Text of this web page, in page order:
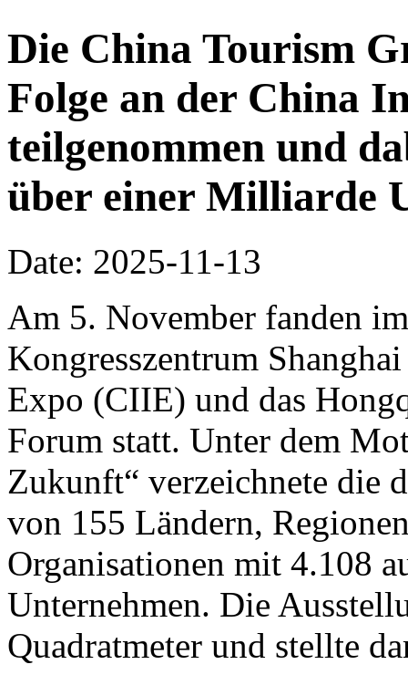
Die China Tourism
Folge an der China
teilgenommen und
über einer Milliarde
Date: 2025-11-13
Am 5. November fanden
Kongresszentrum
Expo (CIIE) und das
Forum statt. Unter dem
Zukunft“ verzeichnete die
von 155 Ländern,
Organisationen mit 4.108
Unternehmen. Die
Quadratmeter und stellte